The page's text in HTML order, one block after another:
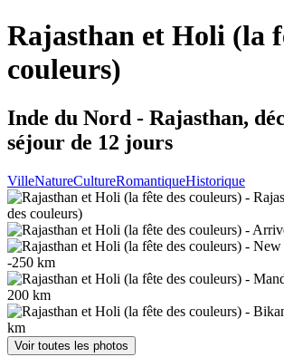
Rajasthan et Holi (la
couleurs)
Inde du Nord - Rajasthan,
séjour de 12 jours
VilleNatureCultureRomantiqueHistorique
Voir toutes les photos